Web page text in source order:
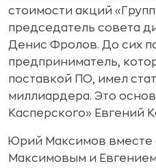
стоимости акций
председатель совета
Денис Фролов. До сих
предприниматель,
поставкой ПО, имел
миллиардера. Это
Касперского» Евгений
Юрий Максимов вместе
Максимовым и